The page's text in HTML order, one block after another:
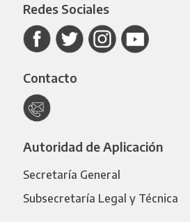
Redes Sociales
Contacto
Autoridad de Aplicación
Secretaría General
Subsecretaría Legal y Técnica